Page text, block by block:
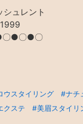
シュレント
●〇●〇
ウスタイリング #ナチ
クステ
#美眉スタイリ